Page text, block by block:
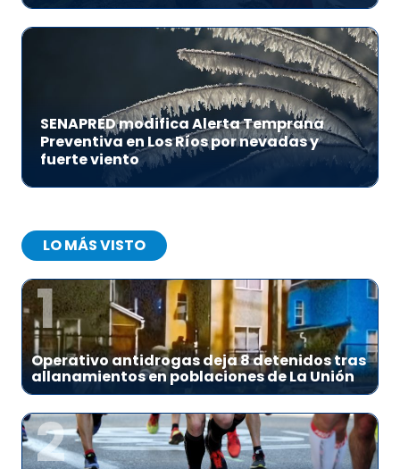
SENAPRED modifica Alerta Temprana
Preventiva en Los Ríos por nevadas y
fuerte viento
LO MÁS VISTO
1
Operativo antidrogas deja 8 detenidos tras
allanamientos en poblaciones de La Unión
2